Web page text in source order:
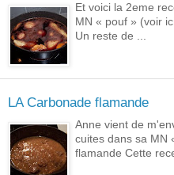
Et voici la 2eme
MN « pouf » (voir
Un reste de ...
LA Carbonade flamande
Anne vient de
cuites dans sa MN
flamande Cette